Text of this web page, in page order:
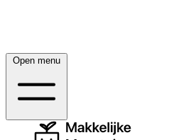
Open menu